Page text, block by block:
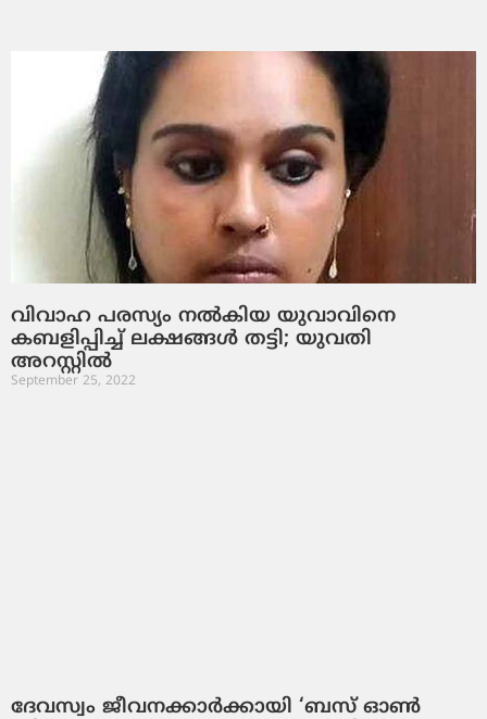
വിവാഹ പരസ്യം നല്‍കിയ യുവാവിനെ
കബളിപ്പിച്ച് ലക്ഷങ്ങള്‍ തട്ടി; യുവതി
അറസ്റ്റില്‍
September 25, 2022
ദേവസ്വം ജീവനക്കാര്‍ക്കായി ‘ബസ് ഓണ്‍